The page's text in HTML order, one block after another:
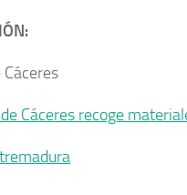
Cáceres recoge